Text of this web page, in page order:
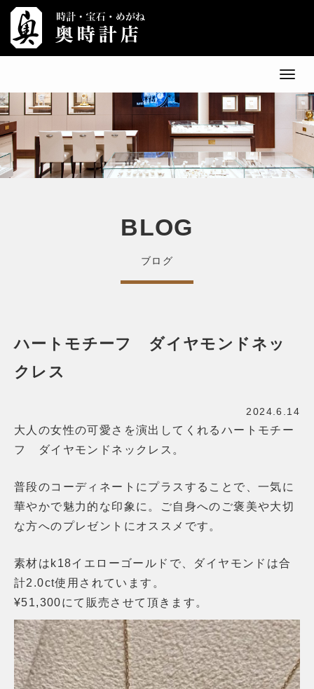
メ
ニ
ュ
ー
BLOG
ブログ
ハートモチーフ ダイヤモンドネッ
クレス
2024.6.14
大人の女性の可愛さを演出してくれるハートモチー
フ ダイヤモンドネックレス。
普段のコーディネートにプラスすることで、一気に
華やかで魅力的な印象に。ご自身へのご褒美や大切
な方へのプレゼントにオススメです。
素材はk18イエローゴールドで、ダイヤモンドは合
計2.0ct使用されています。
¥51,300にて販売させて頂きます。